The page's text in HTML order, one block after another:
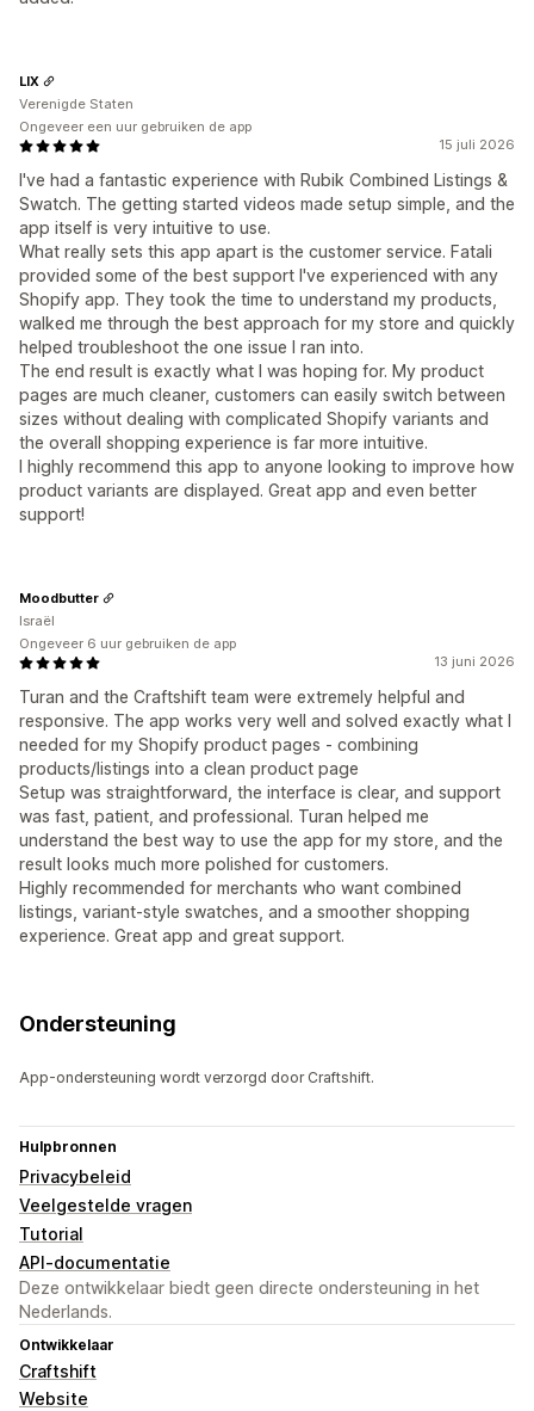
15 juli 2026
I've had a fantastic experience with Rubik Combined Listings &
Swatch. The getting started videos made setup simple, and the
app itself is very intuitive to use.
What really sets this app apart is the customer service. Fatali
provided some of the best support I've experienced with any
Shopify app. They took the time to understand my products,
walked me through the best approach for my store and quickly
helped troubleshoot the one issue I ran into.
The end result is exactly what I was hoping for. My product
pages are much cleaner, customers can easily switch between
sizes without dealing with complicated Shopify variants and
the overall shopping experience is far more intuitive.
I highly recommend this app to anyone looking to improve how
product variants are displayed. Great app and even better
support!
LIX
Verenigde Staten
Ongeveer een uur gebruiken de app
13 juni 2026
Turan and the Craftshift team were extremely helpful and
responsive. The app works very well and solved exactly what I
needed for my Shopify product pages - combining
products/listings into a clean product page
Setup was straightforward, the interface is clear, and support
was fast, patient, and professional. Turan helped me
understand the best way to use the app for my store, and the
result looks much more polished for customers.
Highly recommended for merchants who want combined
listings, variant-style swatches, and a smoother shopping
experience. Great app and great support.
Moodbutter
Israël
Ongeveer 6 uur gebruiken de app
Ondersteuning
App-ondersteuning wordt verzorgd door Craftshift.
Hulpbronnen
Privacybeleid
Veelgestelde vragen
Tutorial
API-documentatie
Deze ontwikkelaar biedt geen directe ondersteuning in het
Nederlands.
Ontwikkelaar
Craftshift
Website